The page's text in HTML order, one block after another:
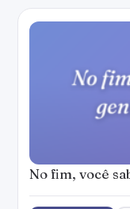
No fim, você